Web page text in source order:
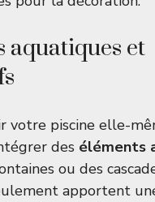
aquatiques et
votre piscine elle-
des éléments
ou des
apportent